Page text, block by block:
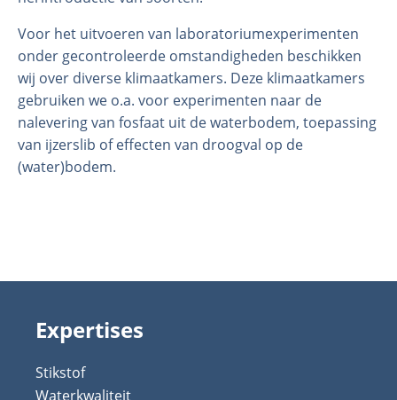
Organisatie
Medewerkers
Laboratorium
Veld- en laboratoriumexperimenten
Veldwerkzaamheden
Voor het uitvoeren van laboratoriumexperimenten
onder gecontroleerde omstandigheden beschikken
wij over diverse klimaatkamers. Deze klimaatkamers
gebruiken we o.a. voor experimenten naar de
nalevering van fosfaat uit de waterbodem, toepassing
van ijzerslib of effecten van droogval op de
(water)bodem.
Expertises
Stikstof
Waterkwaliteit